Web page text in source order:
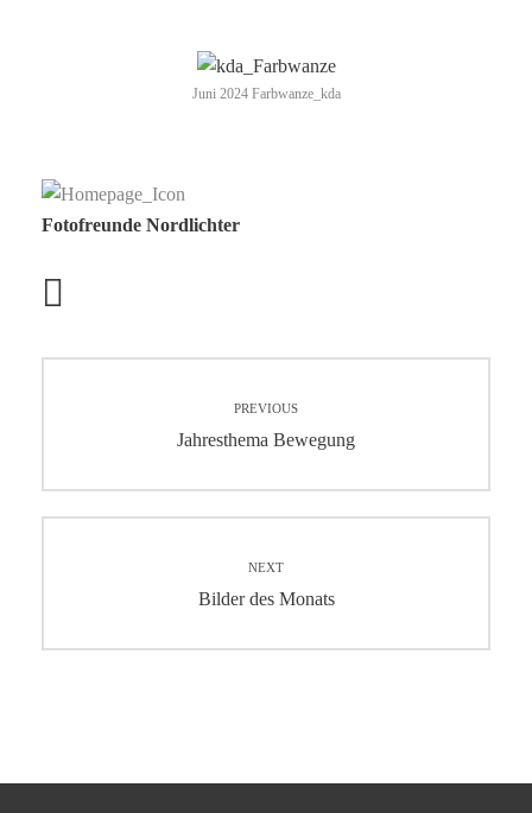
Juni 2024 Farbwanze_kda
Fotofreunde Nordlichter
PREVIOUS
Previous
Jahresthema Bewegung
NEXT
Next
Bilder des Monats